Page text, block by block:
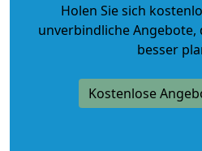
Holen Sie sich
unverbindliche Angebote,
besser
Kostenlose